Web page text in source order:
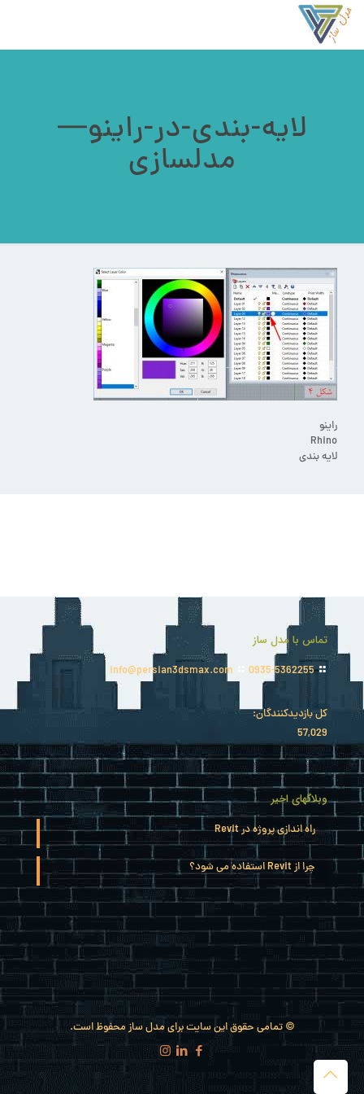
لایه-بندی-در-راینو—
مدلسازی
راینو
Rhino
لایه بندی
تماس با مدل ساز
0935-5362255
کل بازدیدکنند‌گان:
57,029
وبلاگهای اخیر
راه اندازی پروژه در Revit
چرا از Revit استفاده می شود؟
© تمامی حقوق این سایت برای مدل ساز محفوظ است.